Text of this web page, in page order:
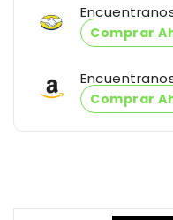
Comprar
Comprar